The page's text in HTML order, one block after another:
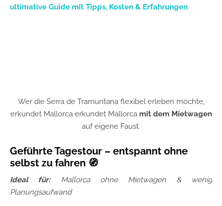
ultimative Guide mit Tipps, Kosten & Erfahrungen
Wer die Serra de Tramuntana flexibel erleben möchte,
erkundet Mallorca erkundet Mallorca mit dem Mietwagen
auf eigene Faust.
Geführte Tagestour – entspannt ohne
selbst zu fahren 🧭
Ideal für:Mallorca ohne Mietwagen & wenig
Planungsaufwand